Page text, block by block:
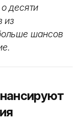
десяти
из
шансов